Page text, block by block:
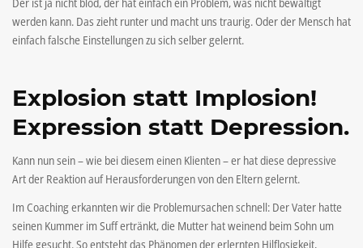
Der ist ja nicht blöd, der hat einfach ein Problem, was nicht bewältigt
werden kann. Das zieht runter und macht uns traurig. Oder der Mensch hat
einfach falsche Einstellungen zu sich selber gelernt.
Explosion statt Implosion!
Expression statt Depression.
Kann nun sein – wie bei diesem einen Klienten – er hat diese depressive
Art der Reaktion auf Herausforderungen von den Eltern gelernt.
Im Coaching erkannten wir die Problemursachen schnell: Der Vater hatte
seinen Kummer im Suff ertränkt, die Mutter hat weinend beim Sohn um
Hilfe gesucht. So entsteht das Phänomen der erlernten Hilflosigkeit,